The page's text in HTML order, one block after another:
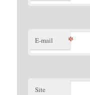
E-mail *
Site